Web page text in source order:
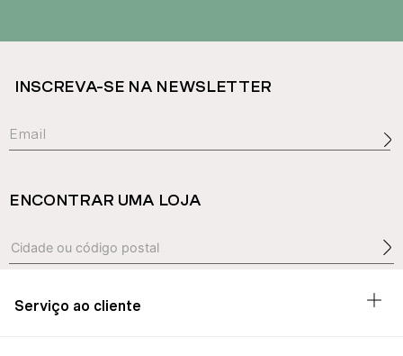
INSCREVA-SE NA NEWSLETTER
ENCONTRAR UMA LOJA
Serviço ao cliente